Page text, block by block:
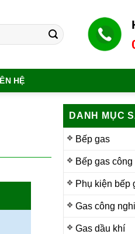
HỆ
DANH MỤC
Bếp gas
Bếp gas
Phụ kiện bếp
Gas công
Gas dầu khí